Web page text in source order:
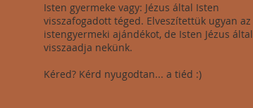
Isten gyermeke vagy: Jézus által Isten
visszafogadott téged. Elveszítettük ugyan az
istengyermeki ajándékot, de Isten Jézus által
visszaadja nekünk.
Kéred? Kérd nyugodtan... a tiéd :)